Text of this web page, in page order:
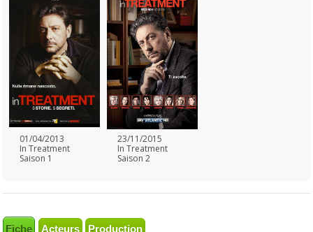
01/04/2013
In Treatment
Saison 1
23/11/2015
In Treatment
Saison 2
Fiche Acteurs Production